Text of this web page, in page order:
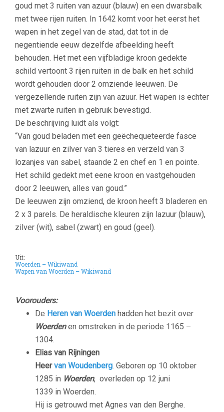
goud met 3 ruiten van azuur (blauw) en een dwarsbalk
met twee rijen ruiten. In 1642 komt voor het eerst het
wapen in het zegel van de stad, dat tot in de
negentiende eeuw dezelfde afbeelding heeft
behouden. Het met een vijfbladige kroon gedekte
schild vertoont 3 rijen ruiten in de balk en het schild
wordt gehouden door 2 omziende leeuwen. De
vergezellende ruiten zijn van azuur. Het wapen is echter
met zwarte ruiten in gebruik bevestigd.
De beschrijving luidt als volgt:
“Van goud beladen met een geëchequeteerde fasce
van lazuur en zilver van 3 tieres en verzeld van 3
lozanjes van sabel, staande 2 en chef en 1 en pointe.
Het schild gedekt met eene kroon en vastgehouden
door 2 leeuwen, alles van goud.”
De leeuwen zijn omziend, de kroon heeft 3 bladeren en
2 x 3 parels. De heraldische kleuren zijn lazuur (blauw),
zilver (wit), sabel (zwart) en goud (geel).
Uit:
Woerden – Wikiwand
Wapen van Woerden – Wikiwand
Voorouders:
De Heren van Woerden hadden het bezit over
Woerdenen omstreken in de periode 1165 –
1304.
Elias van Rijningen
Heervan Woudenberg. Geboren op 10 oktober
1285 in Woerden, overleden op 12 juni
1339 in Woerden.
Hij is getrouwd met Agnes van den Berghe.